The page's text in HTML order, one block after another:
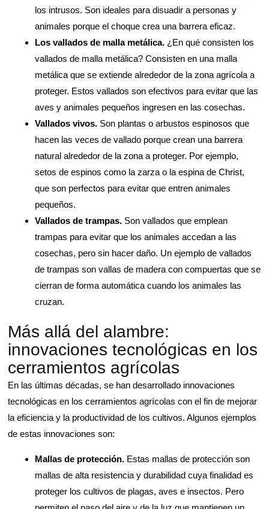
los intrusos. Son ideales para disuadir a personas y
animales porque el choque crea una barrera eficaz.
Los vallados de malla metálica. ¿En qué consisten los
vallados de malla metálica? Consisten en una malla
metálica que se extiende alrededor de la zona agrícola a
proteger. Estos vallados son efectivos para evitar que las
aves y animales pequeños ingresen en las cosechas.
Vallados vivos. Son plantas o arbustos espinosos que
hacen las veces de vallado porque crean una barrera
natural alrededor de la zona a proteger. Por ejemplo,
setos de espinos como la zarza o la espina de Christ,
que son perfectos para evitar que entren animales
pequeños.
Vallados de trampas. Son vallados que emplean
trampas para evitar que los animales accedan a las
cosechas, pero sin hacer daño. Un ejemplo de vallados
de trampas son vallas de madera con compuertas que se
cierran de forma automática cuando los animales las
cruzan.
Más allá del alambre:
innovaciones tecnológicas en los
cerramientos agrícolas
En las últimas décadas, se han desarrollado innovaciones
tecnológicas en los cerramientos agrícolas con el fin de mejorar
la eficiencia y la productividad de los cultivos. Algunos ejemplos
de estas innovaciones son:
Mallas de protección. Estas mallas de protección son
mallas de alta resistencia y durabilidad cuya finalidad es
proteger los cultivos de plagas, aves e insectos. Pero